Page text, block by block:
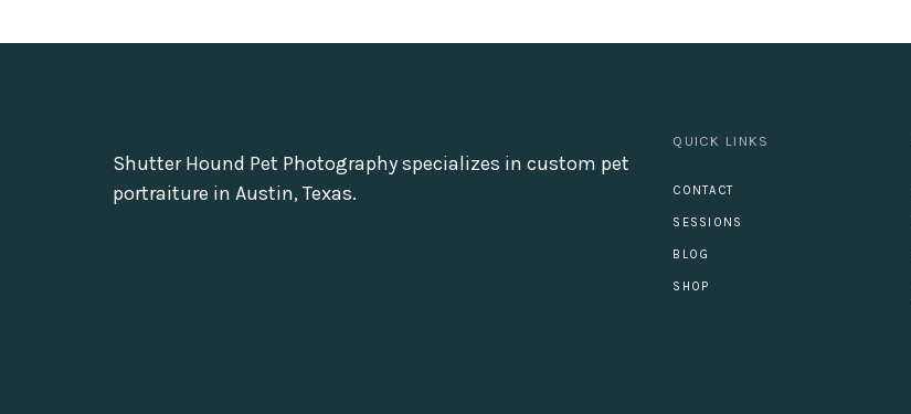
Shutter Hound Pet Photography specializes in custom pet
portraiture in Austin, Texas.
QUICK LINKS
CONTACT
SESSIONS
BLOG
SHOP